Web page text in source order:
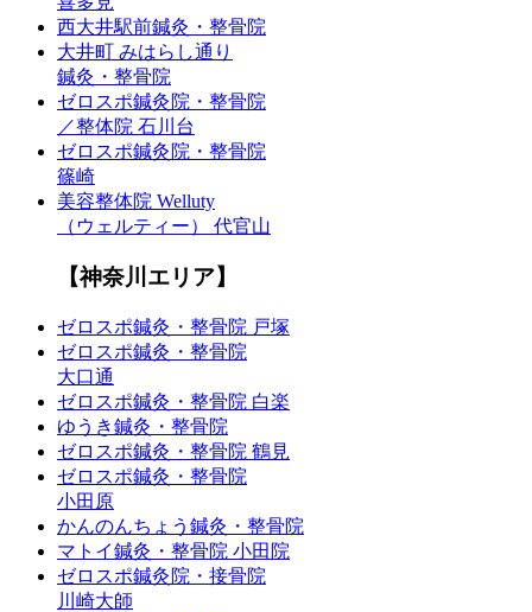
西大井駅前鍼灸・整骨院
大井町 みはらし通り
鍼灸・整骨院
ゼロスポ鍼灸院・整骨院
／整体院 石川台
ゼロスポ鍼灸院・整骨院
篠崎
美容整体院 Welluty
（ウェルティー） 代官山
【神奈川エリア】
ゼロスポ鍼灸・整骨院 戸塚
ゼロスポ鍼灸・整骨院
大口通
ゼロスポ鍼灸・整骨院 白楽
ゆうき鍼灸・整骨院
ゼロスポ鍼灸・整骨院 鶴見
ゼロスポ鍼灸・整骨院
小田原
かんのんちょう鍼灸・整骨院
マトイ鍼灸・整骨院 小田院
ゼロスポ鍼灸院・接骨院
川崎大師